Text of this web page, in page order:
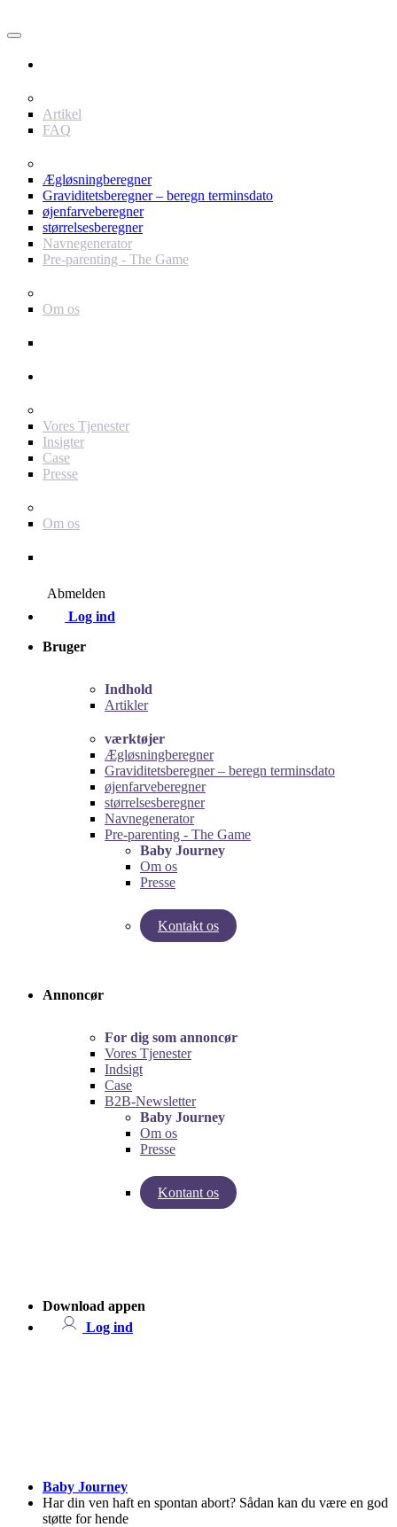
Artikel
FAQ
Ægløsningberegner
Graviditetsberegner – beregn terminsdato
øjenfarveberegner
størrelsesberegner
Navnegenerator
Pre-parenting - The Game
Om os
Vores Tjenester
Insigter
Case
Presse
Om os
Abmelden
Log ind
Bruger
Indhold
Artikler
værktøjer
Ægløsningberegner
Graviditetsberegner – beregn terminsdato
øjenfarveberegner
størrelsesberegner
Navnegenerator
Pre-parenting - The Game
Baby Journey
Om os
Presse
Kontakt os
Test vores graviditetsberegner!
Annoncør
For dig som annoncør
Vores Tjenester
Indsigt
Case
B2B-Newsletter
Baby Journey
Om os
Presse
Kontant os
Indsigter fra Baby Journey
Download appen
Log ind
Baby Journey
Har din ven haft en spontan abort? Sådan kan du være en god
støtte for hende